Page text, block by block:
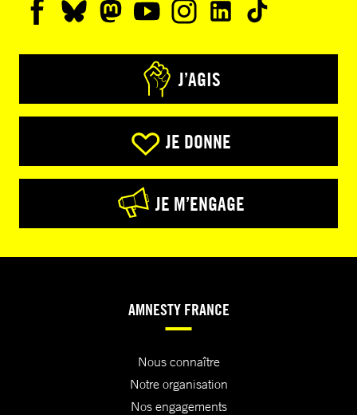
J’AGIS
JE DONNE
JE M’ENGAGE
AMNESTY FRANCE
Nous connaître
Notre organisation
Nos engagements